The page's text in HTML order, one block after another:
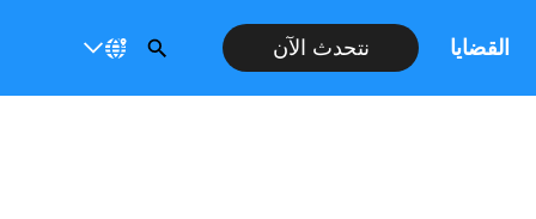
القضايا نتحدث الآن